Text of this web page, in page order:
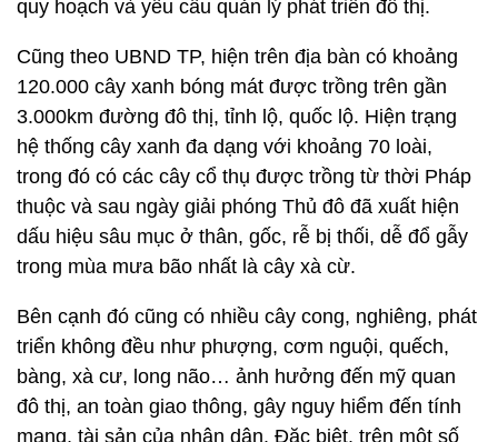
quy hoạch và yêu cầu quản lý phát triển đô thị.
Cũng theo UBND TP, hiện trên địa bàn có khoảng
120.000 cây xanh bóng mát được trồng trên gần
3.000km đường đô thị, tỉnh lộ, quốc lộ. Hiện trạng
hệ thống cây xanh đa dạng với khoảng 70 loài,
trong đó có các cây cổ thụ được trồng từ thời Pháp
thuộc và sau ngày giải phóng Thủ đô đã xuất hiện
dấu hiệu sâu mục ở thân, gốc, rễ bị thối, dễ đổ gẫy
trong mùa mưa bão nhất là cây xà cừ.
Bên cạnh đó cũng có nhiều cây cong, nghiêng, phát
triển không đều như phượng, cơm nguội, quếch,
bàng, xà cư, long não… ảnh hưởng đến mỹ quan
đô thị, an toàn giao thông, gây nguy hiểm đến tính
mạng, tài sản của nhân dân. Đặc biệt, trên một số